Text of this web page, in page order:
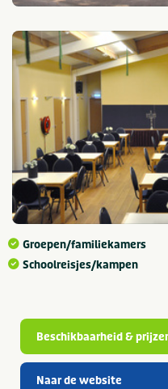
Groepen/familiekamers
Schoolreisjes/kampen
Beschikbaarheid &
Naar de website